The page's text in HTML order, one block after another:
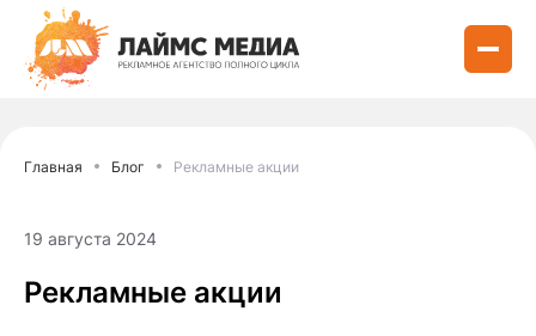
Главная Блог Рекламные акции
19 августа 2024
Рекламные акции